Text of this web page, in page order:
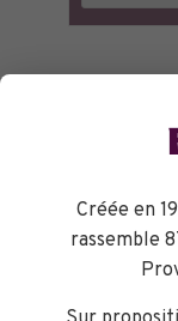
Créée en
rassemble